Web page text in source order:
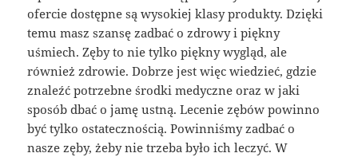
ofercie dostępne są wysokiej klasy produkty. Dzięki
temu masz szansę zadbać o zdrowy i piękny
uśmiech. Zęby to nie tylko piękny wygląd, ale
również zdrowie. Dobrze jest więc wiedzieć, gdzie
znaleźć potrzebne środki medyczne oraz w jaki
sposób dbać o jamę ustną. Lecenie zębów powinno
być tylko ostatecznością. Powinniśmy zadbać o
nasze zęby, żeby nie trzeba było ich leczyć. W